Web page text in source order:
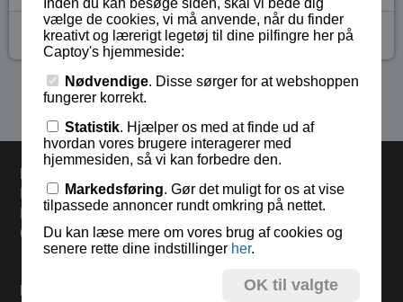
kr 35,-
Se flere produkter i kategorien Metal drillespil
Bestil i dag og varerne sendes i morgen mandag.
Levering 33,- eller gratis ved køb over 500,-.
60 dages returret.
Inden du kan besøge siden, skal vi bede dig
vælge de cookies, vi må anvende, når du finder
kreativt og lærerigt legetøj til dine pilfingre her på
Captoy's hjemmeside:
Nødvendige. Disse sørger for at webshoppen
fungerer korrekt.
Statistik. Hjælper os med at finde ud af
hvordan vores brugere interagerer med
hjemmesiden, så vi kan forbedre den.
Markedsføring. Gør det muligt for os at vise
tilpassede annoncer rundt omkring på nettet.
Du kan læse mere om vores brug af cookies og
senere rette dine indstillinger her.
OK til valgte